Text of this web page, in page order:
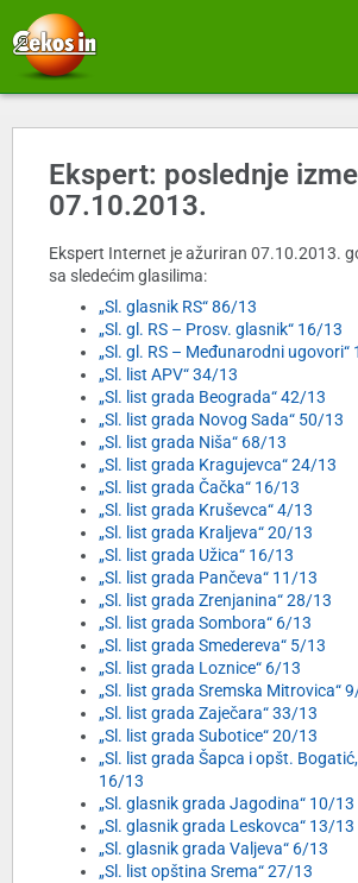
Ekspert: poslednje
07.10.2013.
Ekspert Internet je ažuriran 07.10.2013.
sa sledećim glasilima:
„Sl. glasnik RS“ 86/13
„Sl. gl. RS – Prosv. glasnik“ 16/13
„Sl. gl. RS – Međunarodni ugovori“
„Sl. list APV“ 34/13
„Sl. list grada Beograda“ 42/13
„Sl. list grada Novog Sada“ 50/13
„Sl. list grada Niša“ 68/13
„Sl. list grada Kragujevca“ 24/13
„Sl. list grada Čačka“ 16/13
„Sl. list grada Kruševca“ 4/13
„Sl. list grada Kraljeva“ 20/13
„Sl. list grada Užica“ 16/13
„Sl. list grada Pančeva“ 11/13
„Sl. list grada Zrenjanina“ 28/13
„Sl. list grada Sombora“ 6/13
„Sl. list grada Smedereva“ 5/13
„Sl. list grada Loznice“ 6/13
„Sl. list grada Sremska Mitrovica“
„Sl. list grada Zaječara“ 33/13
„Sl. list grada Subotice“ 20/13
„Sl. list grada Šapca i opšt.
16/13
„Sl. glasnik grada Jagodina“ 10/13
„Sl. glasnik grada Leskovca“ 13/13
„Sl. glasnik grada Valjeva“ 6/13
„Sl. list opština Srema“ 27/13